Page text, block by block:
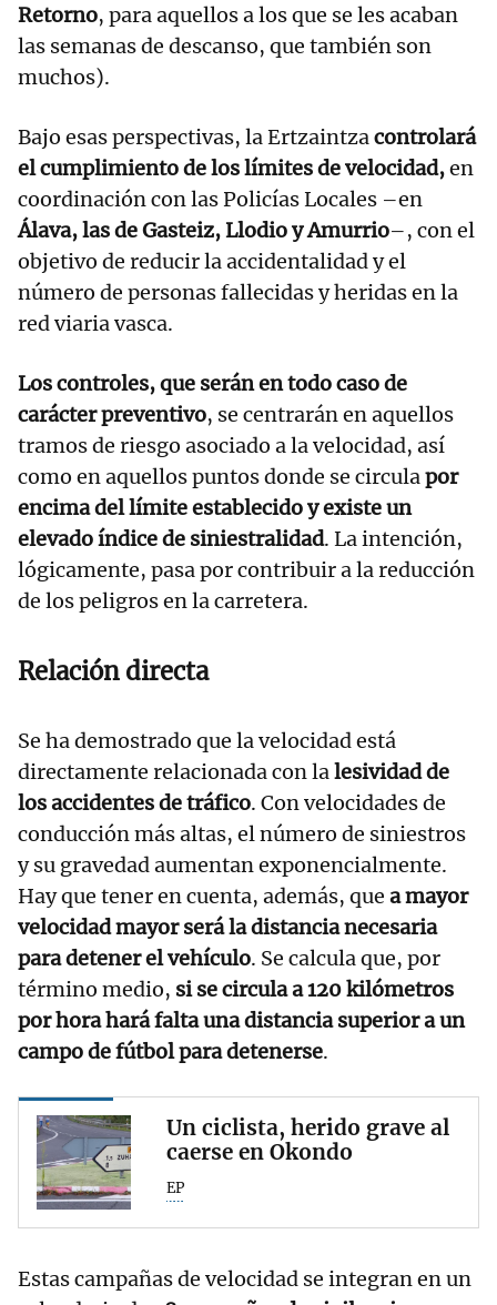
Retorno, para aquellos a los que se les acaban
las semanas de descanso, que también son
muchos).
Bajo esas perspectivas, la Ertzaintzacontrolará
el cumplimiento de los límites de velocidad,en
coordinación con las Policías Locales –en
Álava, las de Gasteiz, Llodio y Amurrio–, con el
objetivo de reducir la accidentalidad y el
número de personas fallecidas y heridas en la
red viaria vasca.
Los controles, que serán en todo caso de
carácter preventivo, se centrarán en aquellos
tramos de riesgo asociado a la velocidad, así
como en aquellos puntos donde se circulapor
encima del límite establecido y existe un
elevado índice de siniestralidad. La intención,
lógicamente, pasa por contribuir a la reducción
de los peligros en la carretera.
Relación directa
Se ha demostrado que la velocidad está
directamente relacionada con lalesividad de
los accidentes de tráfico. Con velocidades de
conducción más altas, el número de siniestros
y su gravedad aumentan exponencialmente.
Hay que tener en cuenta, además, que a mayor
velocidad mayor será la distancia necesaria
para detener el vehículo. Se calcula que, por
término medio, si se circula a 120 kilómetros
por hora hará falta una distancia superior a un
campo de fútbol para detenerse.
Un ciclista, herido grave al
caerse en Okondo
EP
Estas campañas de velocidad se integran en un